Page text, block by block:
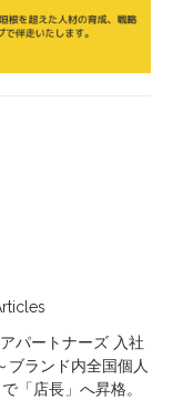
パートナーズ 入社
ブランド内全国個人
「店長」へ昇格。